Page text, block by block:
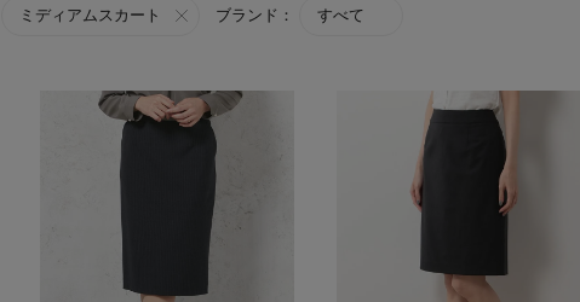
ミディアムスカート ブランド： すべて